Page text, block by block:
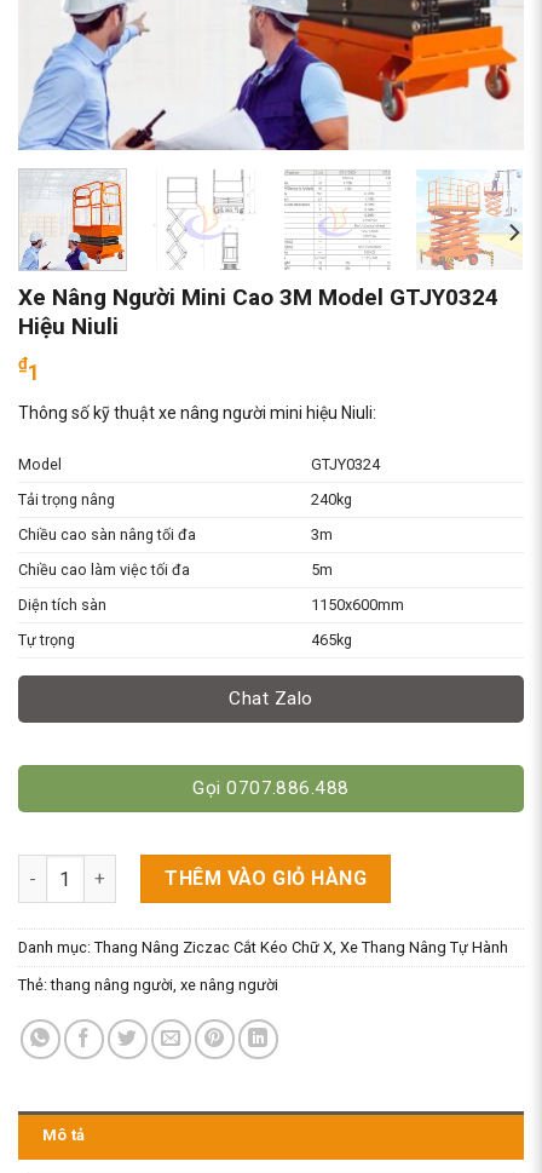
Xe Nâng Người Mini Cao 3M Model GTJY0324
Hiệu Niuli
₫1
Thông số kỹ thuật xe nâng người mini hiệu Niuli:
Model
GTJY0324
Tải trọng nâng
240kg
Chiều cao sàn nâng tối đa
3m
Chiều cao làm việc tối đa
5m
Diện tích sàn
1150x600mm
Tự trọng
465kg
Chat Zalo
Gọi 0707.886.488
Xe Nâng Người Mini Cao 3M Model GTJY0324 Hiệu Niuli số
THÊM VÀO GIỎ HÀNG
Danh mục: Thang Nâng Ziczac Cắt Kéo Chữ X, Xe Thang Nâng Tự Hành
Thẻ:thang nâng người, xe nâng người
Mô tả